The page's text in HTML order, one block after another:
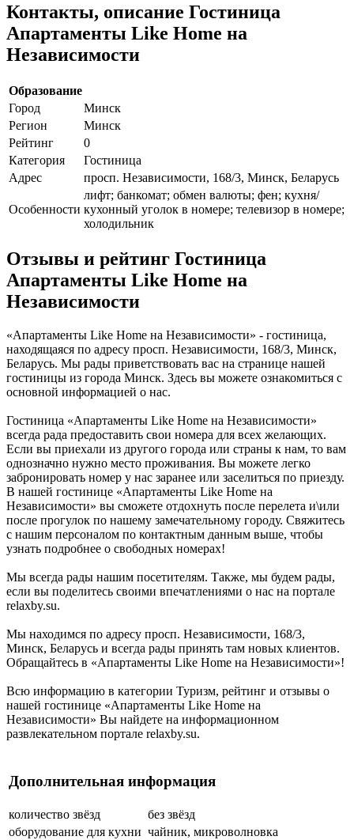
Контакты, описание Гостиница
Апартаменты Like Home на
Независимости
Образование
Город
Минск
Регион
Минск
Рейтинг
0
Категория
Гостиница
Адрес
просп. Независимости, 168/3, Минск, Беларусь
Особенности
лифт; банкомат; обмен валюты; фен; кухня/
кухонный уголок в номере; телевизор в номере;
холодильник
Отзывы и рейтинг Гостиница
Апартаменты Like Home на
Независимости
«Апартаменты Like Home на Независимости» - гостиница,
находящаяся по адресу просп. Независимости, 168/3, Минск,
Беларусь. Мы рады приветствовать вас на странице нашей
гостиницы из города Минск. Здесь вы можете ознакомиться с
основной информацией о нас.
Гостиница «Апартаменты Like Home на Независимости»
всегда рада предоставить свои номера для всех желающих.
Если вы приехали из другого города или страны к нам, то вам
однозначно нужно место проживания. Вы можете легко
забронировать номер у нас заранее или заселиться по приезду.
В нашей гостинице «Апартаменты Like Home на
Независимости» вы сможете отдохнуть после перелета и\или
после прогулок по нашему замечательному городу. Свяжитесь
с нашим персоналом по контактным данным выше, чтобы
узнать подробнее о свободных номерах!
Мы всегда рады нашим посетителям. Также, мы будем рады,
если вы поделитесь своими впечатлениями о нас на портале
relaxby.su.
Мы находимся по адресу просп. Независимости, 168/3,
Минск, Беларусь и всегда рады принять там новых клиентов.
Обращайтесь в «Апартаменты Like Home на Независимости»!
Всю информацию в категории Туризм, рейтинг и отзывы о
нашей гостинице «Апартаменты Like Home на
Независимости» Вы найдете на информационном
развлекательном портале relaxby.su.
Дополнительная информация
количество звёзд
без звёзд
оборудование для кухни чайник, микроволновка